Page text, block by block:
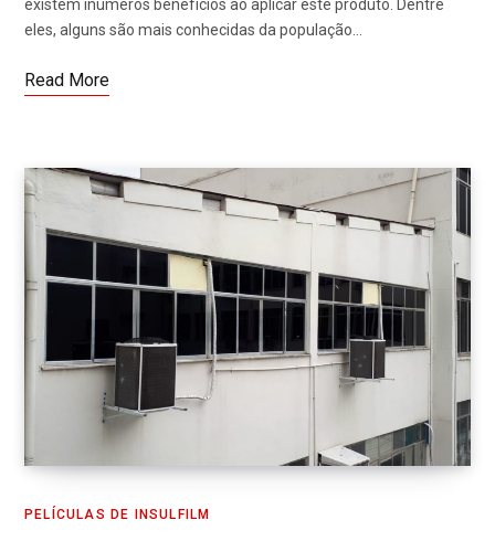
existem inúmeros benefícios ao aplicar este produto. Dentre
eles, alguns são mais conhecidas da população…
Read More
PELÍCULAS DE INSULFILM